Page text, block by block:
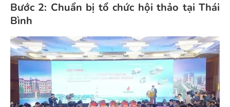
Bước 2: Chuẩn bị tổ chức hội thảo tại Thái
Bình